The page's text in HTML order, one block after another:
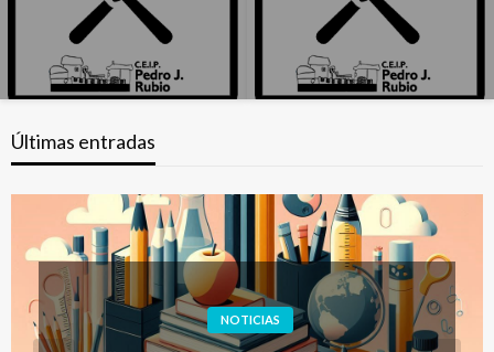
Últimas entradas
COMEDOR ESCOLAR
INFORMACIÓN INSTITUCIONAL
NOTICIAS